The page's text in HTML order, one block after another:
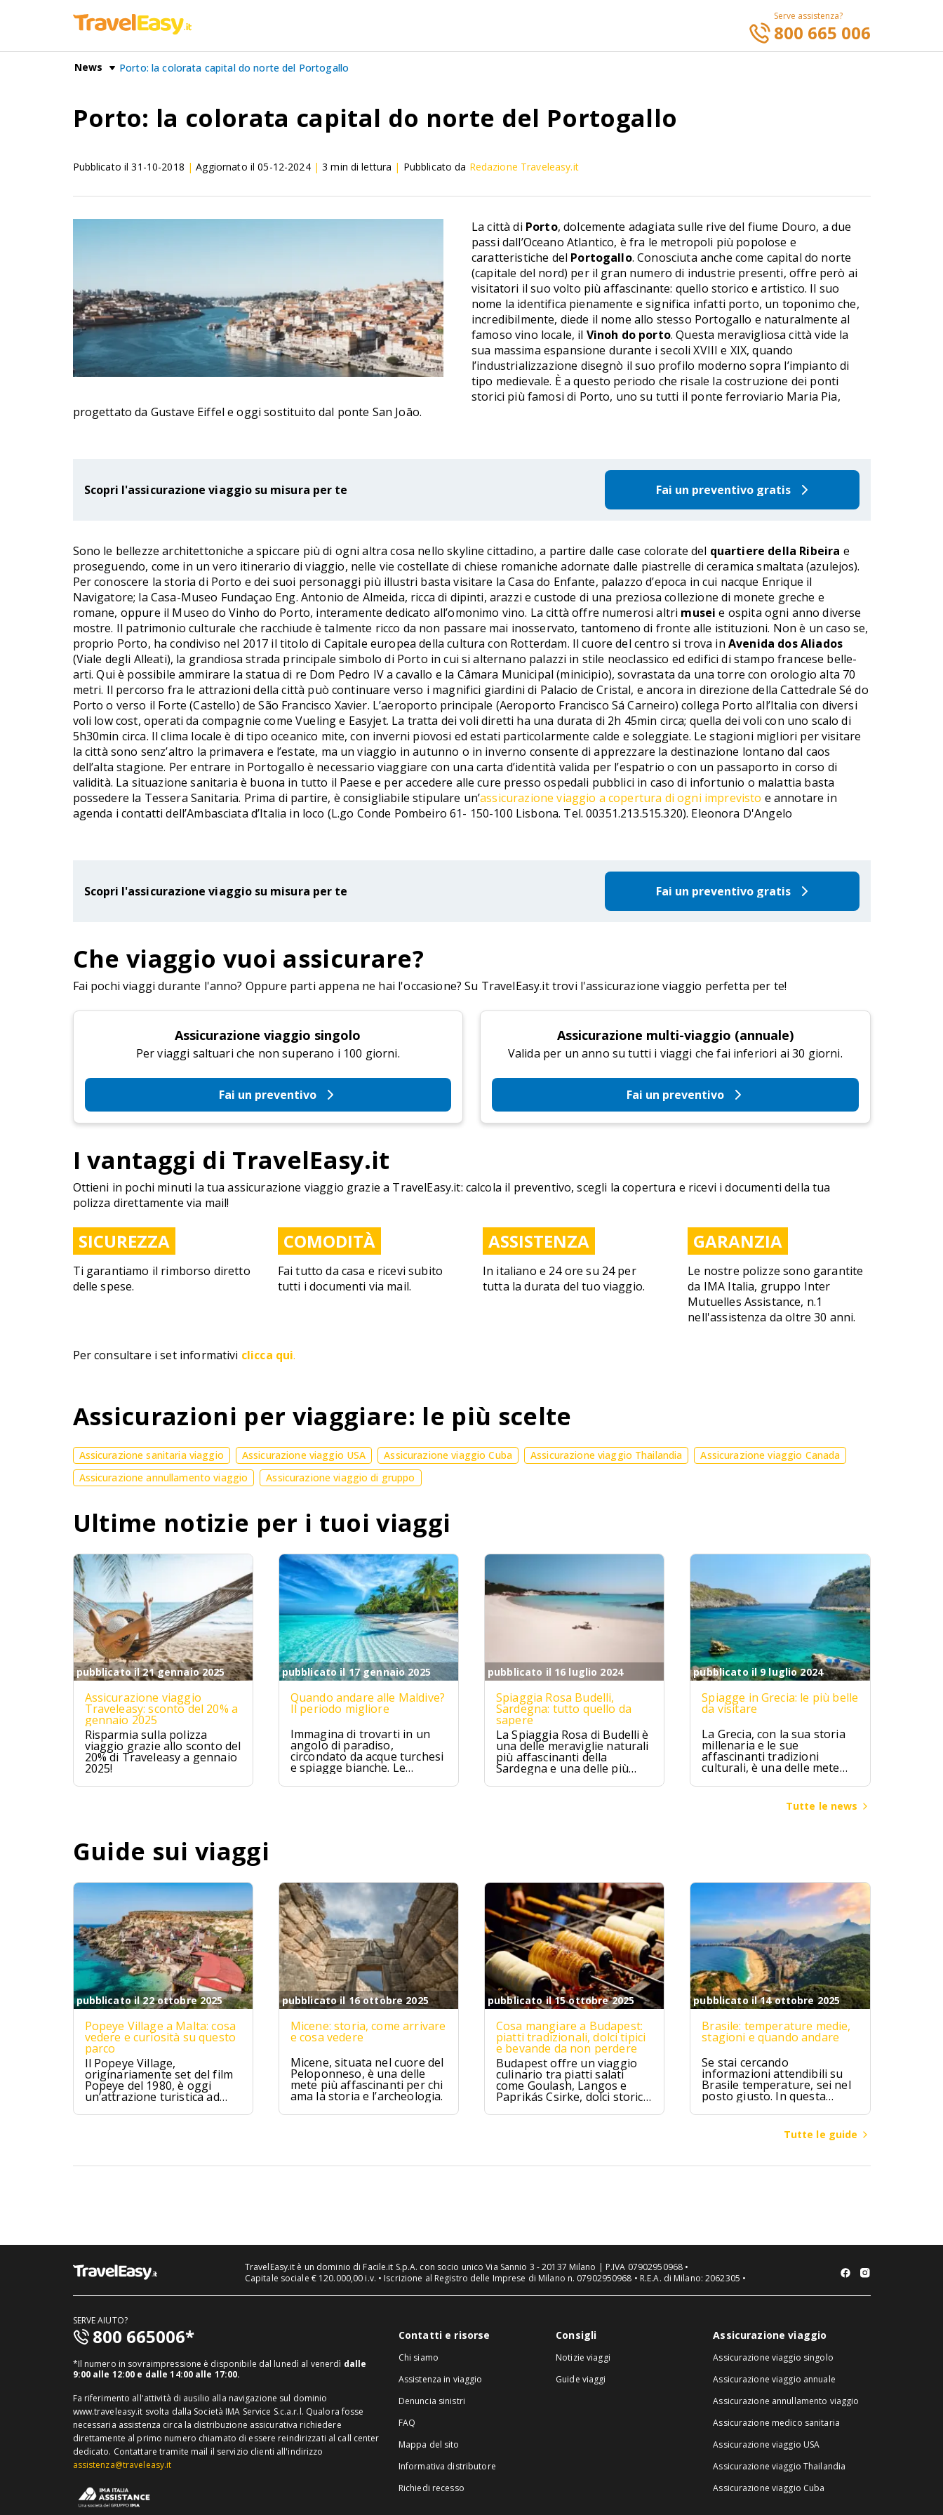
Serve assistenza?
800 665 006
News Porto: la colorata capital do norte del Portogallo
Porto: la colorata capital do norte del Portogallo
Pubblicato il31-10-2018 |Aggiornato il05-12-2024|3 min di lettura | Pubblicato da Redazione Traveleasy.it
La città di Porto, dolcemente adagiata sulle rive del fiume Douro, a due
passi dall’Oceano Atlantico, è fra le metropoli più popolose e
caratteristiche del Portogallo. Conosciuta anche come capital do norte
(capitale del nord) per il gran numero di industrie presenti, offre però ai
visitatori il suo volto più affascinante: quello storico e artistico. Il suo
nome la identifica pienamente e significa infatti porto, un toponimo che,
incredibilmente, diede il nome allo stesso Portogallo e naturalmente al
famoso vino locale, il Vinoh do porto. Questa meravigliosa città vide la
sua massima espansione durante i secoli XVIII e XIX, quando
l’industrializzazione disegnò il suo profilo moderno sopra l’impianto di
tipo medievale. È a questo periodo che risale la costruzione dei ponti
storici più famosi di Porto, uno su tutti il ponte ferroviario Maria Pia,
progettato da Gustave Eiffel e oggi sostituito dal ponte San Joāo.
Scopri l'assicurazione viaggio su misura per te Fai un preventivo gratis
Sono le bellezze architettoniche a spiccare più di ogni altra cosa nello skyline cittadino, a partire dalle case colorate del quartiere della Ribeira e
proseguendo, come in un vero itinerario di viaggio, nelle vie costellate di chiese romaniche adornate dalle piastrelle di ceramica smaltata (azulejos).
Per conoscere la storia di Porto e dei suoi personaggi più illustri basta visitare la Casa do Enfante, palazzo d’epoca in cui nacque Enrique il
Navigatore; la Casa-Museo Fundaçao Eng. Antonio de Almeida, ricca di dipinti, arazzi e custode di una preziosa collezione di monete greche e
romane, oppure il Museo do Vinho do Porto, interamente dedicato all’omonimo vino. La città offre numerosi altri musei e ospita ogni anno diverse
mostre. Il patrimonio culturale che racchiude è talmente ricco da non passare mai inosservato, tantomeno di fronte alle istituzioni. Non è un caso se,
proprio Porto, ha condiviso nel 2017 il titolo di Capitale europea della cultura con Rotterdam. Il cuore del centro si trova in Avenida dos Aliados
(Viale degli Alleati), la grandiosa strada principale simbolo di Porto in cui si alternano palazzi in stile neoclassico ed edifici di stampo francese belle-
arti. Qui è possibile ammirare la statua di re Dom Pedro IV a cavallo e la Câmara Municipal (minicipio), sovrastata da una torre con orologio alta 70
metri. Il percorso fra le attrazioni della città può continuare verso i magnifici giardini di Palacio de Cristal, e ancora in direzione della Cattedrale Sé do
Porto o verso il Forte (Castello) de São Francisco Xavier. L’aeroporto principale (Aeroporto Francisco Sá Carneiro) collega Porto all’Italia con diversi
voli low cost, operati da compagnie come Vueling e Easyjet. La tratta dei voli diretti ha una durata di 2h 45min circa; quella dei voli con uno scalo di
5h30min circa. Il clima locale è di tipo oceanico mite, con inverni piovosi ed estati particolarmente calde e soleggiate. Le stagioni migliori per visitare
la città sono senz’altro la primavera e l’estate, ma un viaggio in autunno o in inverno consente di apprezzare la destinazione lontano dal caos
dell’alta stagione. Per entrare in Portogallo è necessario viaggiare con una carta d’identità valida per l’espatrio o con un passaporto in corso di
validità. La situazione sanitaria è buona in tutto il Paese e per accedere alle cure presso ospedali pubblici in caso di infortunio o malattia basta
possedere la Tessera Sanitaria. Prima di partire, è consigliabile stipulare un’assicurazione viaggio a copertura di ogni imprevisto e annotare in
agenda i contatti dell’Ambasciata d’Italia in loco (L.go Conde Pombeiro 61- 150-100 Lisbona. Tel. 00351.213.515.320). Eleonora D'Angelo
Scopri l'assicurazione viaggio su misura per te Fai un preventivo gratis
Che viaggio vuoi assicurare?
Fai pochi viaggi durante l'anno? Oppure parti appena ne hai l'occasione? Su TravelEasy.it trovi l'assicurazione viaggio perfetta per te!
Assicurazione viaggio singolo
Per viaggi saltuari che non superano i 100 giorni.
Fai un preventivo
Assicurazione multi-viaggio (annuale)
Valida per un anno su tutti i viaggi che fai inferiori ai 30 giorni.
Fai un preventivo
I vantaggi di TravelEasy.it
Ottieni in pochi minuti la tua assicurazione viaggio grazie a TravelEasy.it: calcola il preventivo, scegli la copertura e ricevi i documenti della tua
polizza direttamente via mail!
SICUREZZA
Ti garantiamo il rimborso diretto
delle spese.
COMODITÀ
Fai tutto da casa e ricevi subito
tutti i documenti via mail.
ASSISTENZA
In italiano e 24 ore su 24 per
tutta la durata del tuo viaggio.
GARANZIA
Le nostre polizze sono garantite
da IMA Italia, gruppo Inter
Mutuelles Assistance, n.1
nell'assistenza da oltre 30 anni.
Per consultare i set informativi clicca qui.
Assicurazioni per viaggiare: le più scelte
Assicurazione sanitaria viaggio Assicurazione viaggio USA Assicurazione viaggio Cuba Assicurazione viaggio Thailandia
Assicurazione viaggio Canada
Assicurazione annullamento viaggio
Assicurazione viaggio di gruppo
Ultime notizie per i tuoi viaggi
pubblicato il 21 gennaio 2025
Assicurazione viaggio
Traveleasy: sconto del 20% a
gennaio 2025
Risparmia sulla polizza
viaggio grazie allo sconto del
20% di Traveleasy a gennaio
2025!
pubblicato il 17 gennaio 2025
Quando andare alle Maldive?
Il periodo migliore
Immagina di trovarti in un
angolo di paradiso,
circondato da acque turchesi
e spiagge bianche. Le
Maldive sono proprio
questo, un sogno che si
pubblicato il 16 luglio 2024
Spiaggia Rosa Budelli,
Sardegna: tutto quello da
sapere
La Spiaggia Rosa di Budelli è
una delle meraviglie naturali
più affascinanti della
Sardegna e una delle più
famose d'Italia. Situata
nell'Arcipelago della
pubblicato il 9 luglio 2024
Spiagge in Grecia: le più belle
da visitare
La Grecia, con la sua storia
millenaria e le sue
affascinanti tradizioni
culturali, è una delle mete
mondo. Terra di miti e
leggende, la Grecia ha visto
fiorire alcune delle più
architettura e filosofia.
Tutte le news
Guide sui viaggi
pubblicato il 22 ottobre 2025
Popeye Village a Malta: cosa
vedere e curiosità su questo
parco
Il Popeye Village,
originariamente set del film
Popeye del 1980, è oggi
un’attrazione turistica ad
pubblicato il 16 ottobre 2025
Micene: storia, come arrivare
e cosa vedere
Micene, situata nel cuore del
Peloponneso, è una delle
mete più affascinanti per chi
ama la storia e l’archeologia.
pubblicato il 15 ottobre 2025
Cosa mangiare a Budapest:
piatti tradizionali, dolci tipici
e bevande da non perdere
Budapest offre un viaggio
culinario tra piatti salati
come Goulash, Langos e
Paprikás Csirke, dolci storici
come Dobos Torte e
Kürtőskalács, e distillati tipici
pubblicato il 14 ottobre 2025
Brasile: temperature medie,
stagioni e quando andare
Se stai cercando
informazioni attendibili su
Brasile temperature, sei nel
posto giusto. In questa
guida troverai valori medi
mensili, differenze climatiche
tra regioni (Amazzonia,
Nord-Est, Sud-Est, Sud,
quando andare in Brasile per
Tutte le guide
TravelEasy.it è un dominio di Facile.it S.p.A. con socio unico Via Sannio 3 - 20137 Milano | P.IVA 07902950968 •
Capitale sociale € 120.000,00 i.v. • Iscrizione al Registro delle Imprese di Milano n. 07902950968 • R.E.A. di Milano: 2062305 •
SERVE AIUTO?
800 665006*
*Il numero in sovraimpressione è disponibile dal lunedì al venerdì dalle
9:00 alle 12:00 e dalle 14:00 alle 17:00.
Fa riferimento all'attività di ausilio alla navigazione sul dominio
www.traveleasy.it svolta dalla Società IMA Service S.c.a.r.l. Qualora fosse
necessaria assistenza circa la distribuzione assicurativa richiedere
direttamente al primo numero chiamato di essere reindirizzati al call center
dedicato. Contattare tramite mail il servizio clienti all'indirizzo
assistenza@traveleasy.it
Contatti e risorse
Chi siamo
Assistenza in viaggio
Denuncia sinistri
FAQ
Mappa del sito
Informativa distributore
Richiedi recesso
Consigli
Notizie viaggi
Guide viaggi
Assicurazione viaggio
Assicurazione viaggio singolo
Assicurazione viaggio annuale
Assicurazione annullamento viaggio
Assicurazione medico sanitaria
Assicurazione viaggio USA
Assicurazione viaggio Thailandia
Assicurazione viaggio Cuba